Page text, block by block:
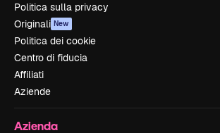
Politica sulla privacy
Originali New
Politica dei cookie
Centro di fiducia
Affiliati
Aziende
Azienda